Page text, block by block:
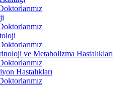
ve Metabolizma Hastalıkları
Hastalıkları